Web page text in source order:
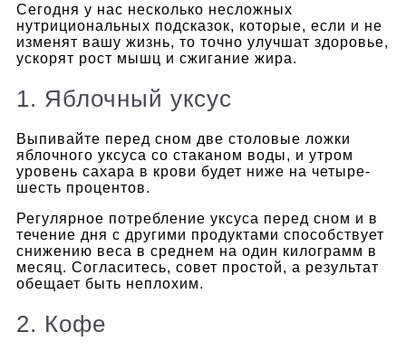
Сегодня у нас несколько несложных
нутрициональных подсказок, которые, если и не
изменят вашу жизнь, то точно улучшат здоровье,
ускорят рост мышц и сжигание жира.
1. Яблочный уксус
Выпивайте перед сном две столовые ложки
яблочного уксуса со стаканом воды, и утром
уровень сахара в крови будет ниже на четыре-
шесть процентов.
Регулярное потребление уксуса перед сном и в
течение дня с другими продуктами способствует
снижению веса в среднем на один килограмм в
месяц. Согласитесь, совет простой, а результат
обещает быть неплохим.
2. Кофе